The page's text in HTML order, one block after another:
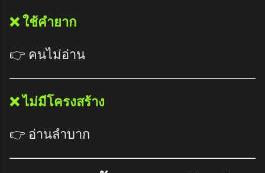
❌ ใช้คำยาก
👉 คนไม่อ่าน
❌ ไม่มีโครงสร้าง
👉 อ่านลำบาก